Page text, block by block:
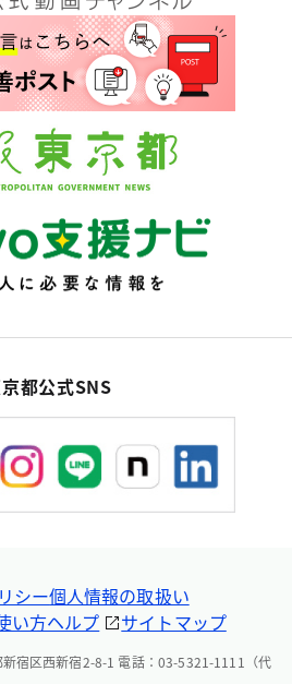
都公式SNS
シー個人情報の取扱い
い方ヘルプ サイトマップ
宿区西新宿2-8-1 電話：03-5321-1111（代